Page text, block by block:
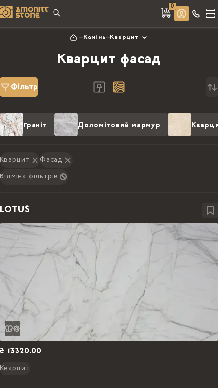
0
Камінь Кварцит
Кварцит фасад
Фільтр
Граніт Доломітовий мармур
Кварцит Фасад
Відміна фільтрів
LOTUS
₴ 13320.00
Кварцит